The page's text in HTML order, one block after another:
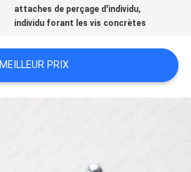
attaches de perçage d'individu,
individu forant les vis concrètes
MEILLEUR PRIX